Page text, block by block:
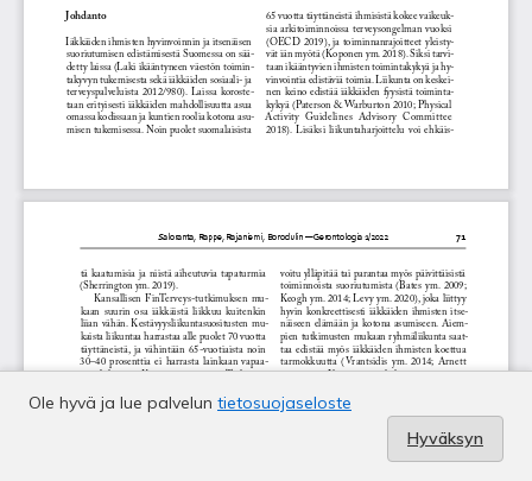
Ole hyvä ja lue palvelun tietosuojaseloste
Hyväksyn